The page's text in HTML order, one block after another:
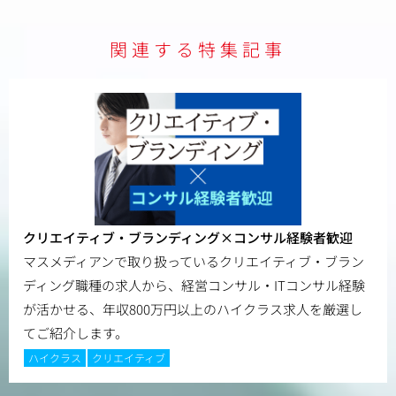
関連する特集記事
クリエイティブ・ブランディング×コンサル経験者歓迎
マスメディアンで取り扱っているクリエイティブ・ブラン
ディング職種の求人から、経営コンサル・ITコンサル経験
が活かせる、年収800万円以上のハイクラス求人を厳選し
てご紹介します。
ハイクラス クリエイティブ